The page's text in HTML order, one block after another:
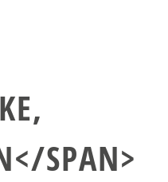
SPAN>